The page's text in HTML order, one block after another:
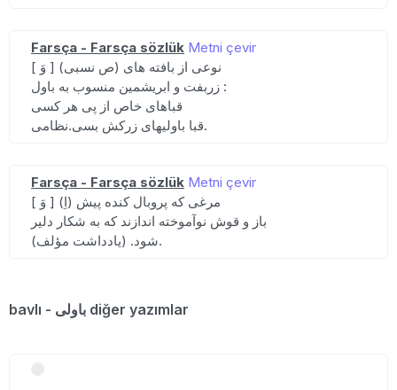
Farsça - Farsça sözlük Metni çevir
[ وَ ] (ص نسبی) نوعی از بافته های
زربفت و ابریشمین منسوب به باول :
قباهای خاص از پی هر کسی
قبا باولیهای زرکش بسی.نظامی.
Farsça - Farsça sözlük Metni çevir
[ وَ ] (اِ) مرغی که پروبال کنده پیش
باز و قوش نوآموخته اندازند که به شکار دلیر
شود. (یادداشت مؤلف).
bavlı - باولی diğer yazımlar